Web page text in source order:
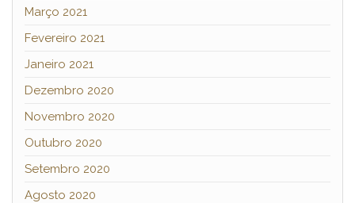
Março 2021
Fevereiro 2021
Janeiro 2021
Dezembro 2020
Novembro 2020
Outubro 2020
Setembro 2020
Agosto 2020